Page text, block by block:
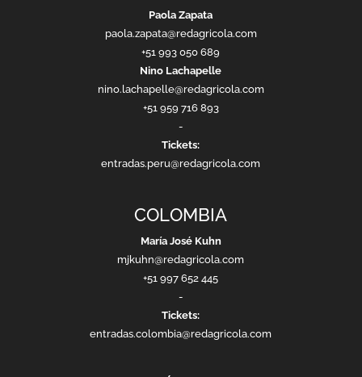
Paola Zapata
paola.zapata@redagricola.com
+51 993 050 689
Nino Lachapelle
nino.lachapelle@redagricola.com
+51 959 716 893
-
Tickets:
entradas.peru@redagricola.com
COLOMBIA
María José Kuhn
mjkuhn@redagricola.com
+51 997 652 445
-
Tickets:
entradas.colombia@redagricola.com